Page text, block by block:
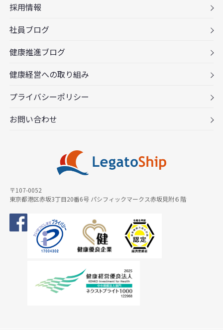
〒107-0052
東京都港区赤坂3丁目20番6号 パシフィックマークス赤坂見附６階
採用情報
社員ブログ
健康推進ブログ
健康経営への取り組み
プライバシーポリシー
お問い合わせ